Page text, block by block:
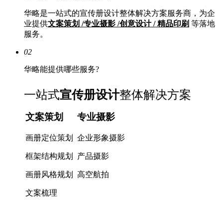
华略是一站式的宣传册设计整体解决方案服务商，为企
业提供文案策划 /专业摄影 /创意设计 / 精品印刷 等落地
服务。
02
华略能提供哪些服务?
一站式宣传册设计整体解决方案
文案策划
画册定位策划
框架结构规划
画册风格规划
文案梳理
专业摄影
企业形象摄影
产品摄影
高空航拍